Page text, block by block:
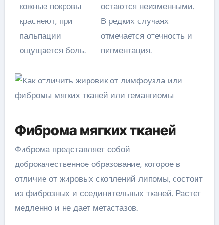
кожные покровы
краснеют, при
пальпации
ощущается боль.
остаются неизменными.
В редких случаях
отмечается отечность и
пигментация.
Фиброма мягких тканей
Фиброма представляет собой
доброкачественное образование, которое в
отличие от жировых скоплений липомы, состоит
из фиброзных и соединительных тканей. Растет
медленно и не дает метастазов.